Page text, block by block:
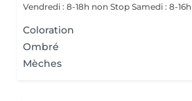
Vendredi : 8-18h non Stop Samedi : 8-16h
Coloration
Ombré
Mèches